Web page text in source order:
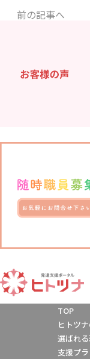
前の記事へ
TOP
ヒトツ
選ばれ
支援プ